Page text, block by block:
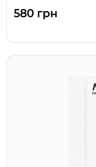
580 грн